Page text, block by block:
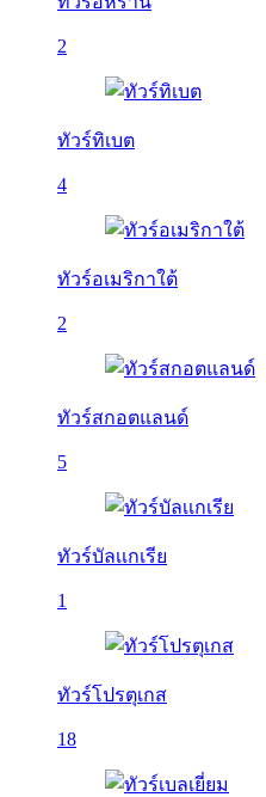
2
ทัวร์ทิเบต
4
ทัวร์อเมริกาใต้
2
ทัวร์สกอตแลนด์
5
ทัวร์บัลเเกเรีย
1
ทัวร์โปรตุเกส
18